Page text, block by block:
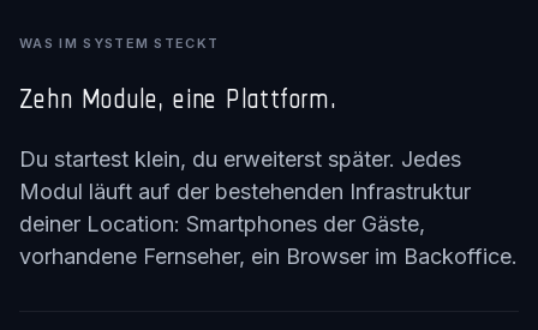
WAS IM SYSTEM STECKT
Zehn Module, eine Plattform.
Du startest klein, du erweiterst später. Jedes
Modul läuft auf der bestehenden Infrastruktur
deiner Location: Smartphones der Gäste,
vorhandene Fernseher, ein Browser im Backoffice.